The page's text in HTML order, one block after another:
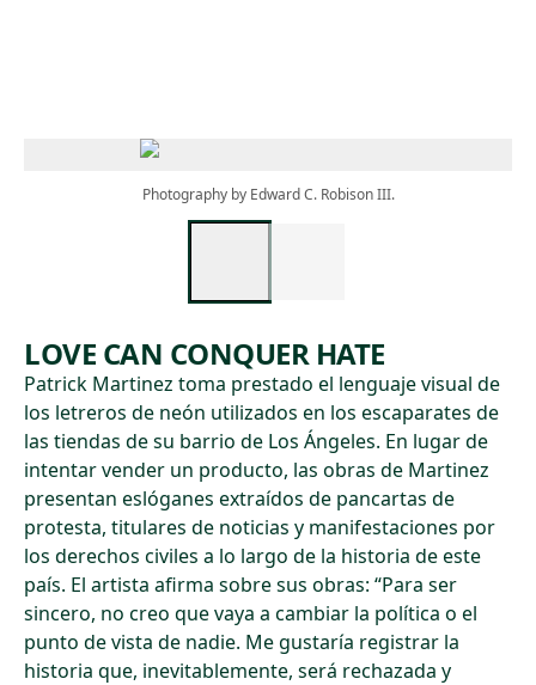
Photography by Edward C. Robison III.
LOVE CAN CONQUER HATE
Patrick Martinez toma prestado el lenguaje visual de
los letreros de neón utilizados en los escaparates de
las tiendas de su barrio de Los Ángeles. En lugar de
intentar vender un producto, las obras de Martinez
presentan eslóganes extraídos de pancartas de
protesta, titulares de noticias y manifestaciones por
los derechos civiles a lo largo de la historia de este
país. El artista afirma sobre sus obras: “Para ser
sincero, no creo que vaya a cambiar la política o el
punto de vista de nadie. Me gustaría registrar la
historia que, inevitablemente, será rechazada y